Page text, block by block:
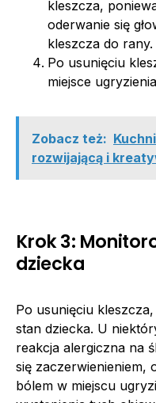
kleszcza,
oderwanie się
kleszcza do rany.
Po usunięciu
miejsce
Zobacz też:
rozwijającą i
Krok 3:
dziecka
Po usunięciu
stan dziecka. U
reakcja alergiczna na
się zaczerwienieniem,
bólem w miejscu